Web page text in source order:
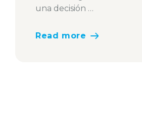
una decisión …
Read more